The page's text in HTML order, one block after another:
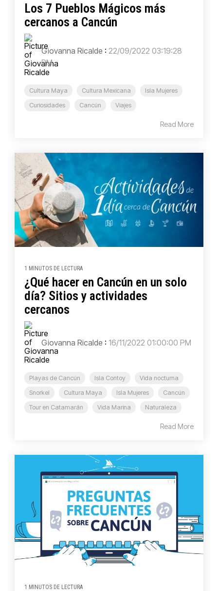
Los 7 Pueblos Mágicos más
cercanos a Cancún
Giovanna Ricalde : 22/09/2022 03:19:28
PM
Cultura Maya Cultura Mexicana
Isla Mujeres
Curiosidades
Cancún Viajes
Read More
1 MINUTOS DE LECTURA
¿Qué hacer en Cancún en un solo
día? Sitios y actividades
cercanos
Giovanna Ricalde : 16/11/2022 01:00:00 PM
Playas de Cancún Isla Contoy
Vida nocturna
Snorkel
Cultura Maya Isla Mujeres
Cancún
Tour en Catamarán
Vida Marina Naturaleza
Read More
1 MINUTOS DE LECTURA